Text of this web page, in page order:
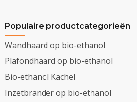
Populaire productcategorieën
Wandhaard op bio-ethanol
Plafondhaard op bio-ethanol
Bio-ethanol Kachel
Inzetbrander op bio-ethanol